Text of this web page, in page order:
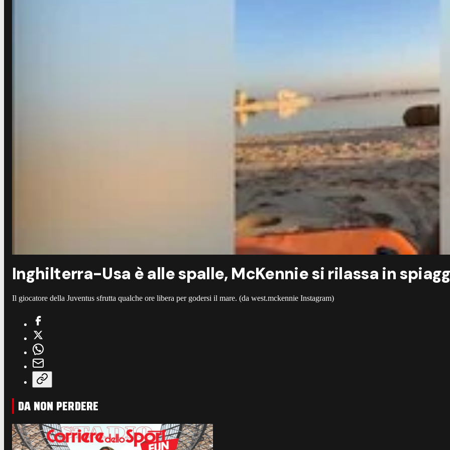
Inghilterra-Usa è alle spalle, McKennie si rilassa in
Il giocatore della Juventus sfrutta qualche ore libera per godersi il mare. (da west.mckennie Instagram)
DA NON PERDERE